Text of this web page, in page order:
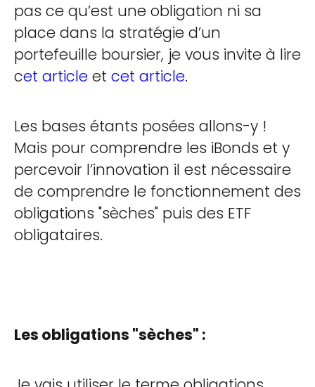
pas ce qu’est une obligation ni sa
place dans la stratégie d’un
portefeuille boursier, je vous invite à lire
cet article et cet article.
Les bases étants posées allons-y !
Mais pour comprendre les iBonds et y
percevoir l’innovation il est nécessaire
de comprendre le fonctionnement des
obligations "sèches" puis des ETF
obligataires.
Les obligations "sèches" :